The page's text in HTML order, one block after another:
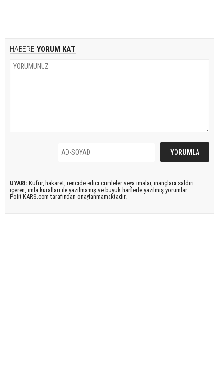
HABERE YORUM KAT
UYARI: Küfür, hakaret, rencide edici cümleler veya imalar, inançlara saldırı
içeren, imla kuralları ile yazılmamış ve büyük harflerle yazılmış yorumlar
PolitiKARS.com tarafından onaylanmamaktadır.